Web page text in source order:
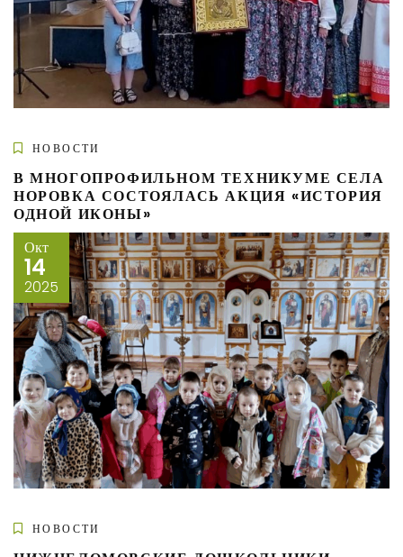
НОВОСТИ
В МНОГОПРОФИЛЬНОМ ТЕХНИКУМЕ СЕЛА
НОРОВКА СОСТОЯЛАСЬ АКЦИЯ «ИСТОРИЯ
ОДНОЙ ИКОНЫ»
Окт
14
2025
НОВОСТИ